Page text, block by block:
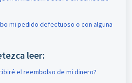
mi pedido defectuoso o con alguna
leer:
el reembolso de mi dinero?